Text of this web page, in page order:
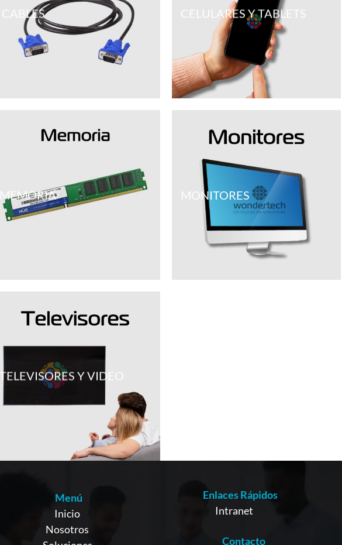
CABLES CELULARES Y TABLETS
MEMORIA MONITORES
TELEVISORES Y VIDEO
Menú
Inicio
Nosotros
Enlaces Rápidos
Intranet
Contacto